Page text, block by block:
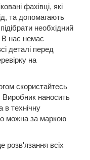
фахівці, які
та допомагають
необхідний
В нас немає
деталі перед
на
скористайтесь
Виробник наносить
в технічну
можна за маркою
всіх